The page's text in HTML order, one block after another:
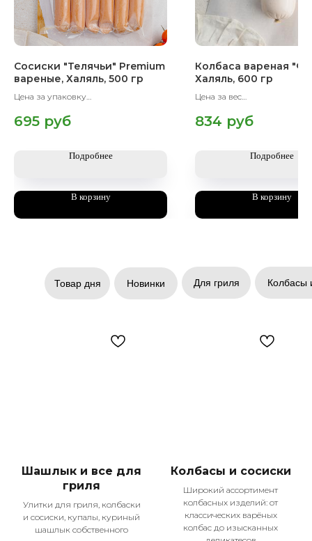
Сосиски "Телячьи" Premium
вареные, Халяль, 500 гр
Цена за упаковку
695 руб
Подробнее
В корзину
Колбаса вареная
Халяль, 600 гр
Цена за вес
834 руб
Подробнее
В корзину
Товар дня Новинки Для гриля Колбасы
Шашлык и все для
гриля
Улитки для гриля, колбаски
и сосиски, купалы, куриный
шашлык собственного
Колбасы и сосиски
Широкий ассортимент
колбасных изделий: от
классических варёных
колбас до изысканных